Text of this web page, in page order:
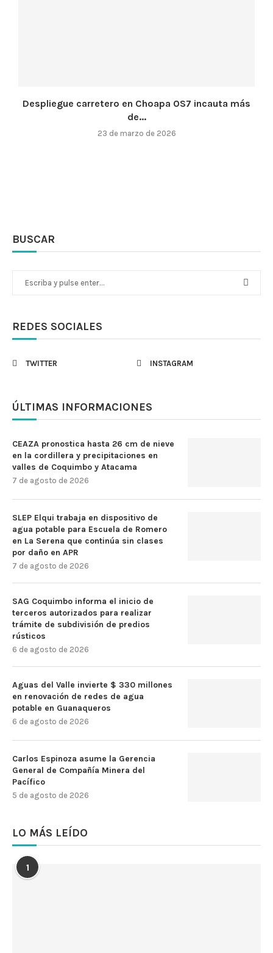
Despliegue carretero en Choapa OS7 incauta más
de...
23 de marzo de 2026
BUSCAR
REDES SOCIALES
TWITTER INSTAGRAM
ÚLTIMAS INFORMACIONES
CEAZA pronostica hasta 26 cm de nieve
en la cordillera y precipitaciones en
valles de Coquimbo y Atacama
7 de agosto de 2026
SLEP Elqui trabaja en dispositivo de
agua potable para Escuela de Romero
en La Serena que continúa sin clases
por daño en APR
7 de agosto de 2026
SAG Coquimbo informa el inicio de
terceros autorizados para realizar
trámite de subdivisión de predios
rústicos
6 de agosto de 2026
Aguas del Valle invierte $ 330 millones
en renovación de redes de agua
potable en Guanaqueros
6 de agosto de 2026
Carlos Espinoza asume la Gerencia
General de Compañía Minera del
Pacífico
5 de agosto de 2026
LO MÁS LEÍDO
1